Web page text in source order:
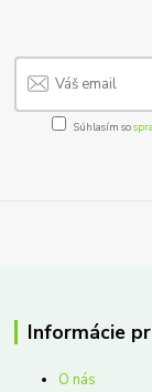
Súhlasím so
Informácie
O nás